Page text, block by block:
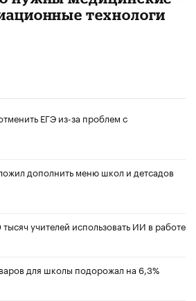
технологи
ЕГЭ из-за проблем с
дополнить меню школ и детсадов
учителей использовать ИИ в работе
для школы подорожал на 6,3%